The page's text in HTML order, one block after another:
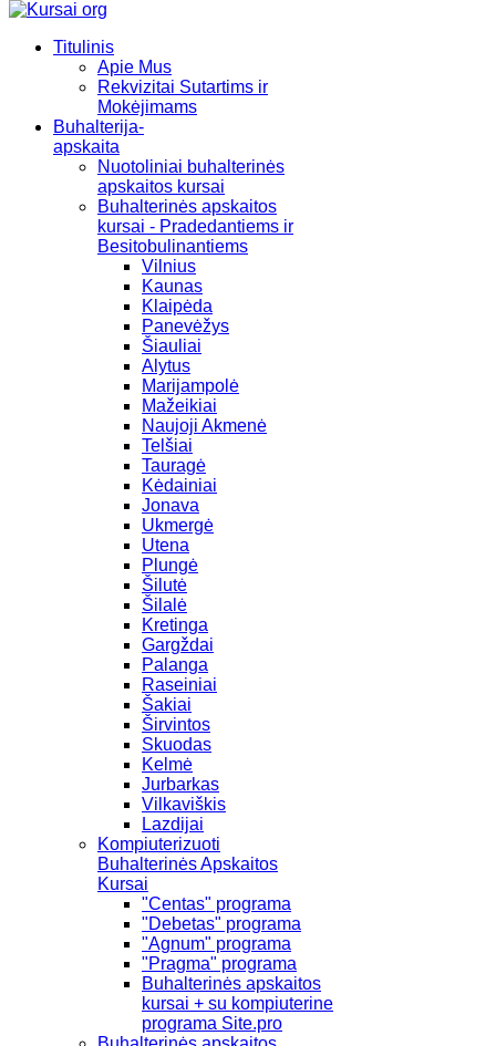
Titulinis
Apie Mus
Rekvizitai Sutartims ir
Mokėjimams
Buhalterija-
apskaita
Nuotoliniai buhalterinės
apskaitos kursai
Buhalterinės apskaitos
kursai - Pradedantiems ir
Besitobulinantiems
Vilnius
Kaunas
Klaipėda
Panevėžys
Šiauliai
Alytus
Marijampolė
Mažeikiai
Naujoji Akmenė
Telšiai
Tauragė
Kėdainiai
Jonava
Ukmergė
Utena
Plungė
Šilutė
Šilalė
Kretinga
Gargždai
Palanga
Raseiniai
Šakiai
Širvintos
Skuodas
Kelmė
Jurbarkas
Vilkaviškis
Lazdijai
Kompiuterizuoti
Buhalterinės Apskaitos
Kursai
"Centas" programa
"Debetas" programa
"Agnum" programa
"Pragma" programa
Buhalterinės apskaitos
kursai + su kompiuterine
programa Site.pro